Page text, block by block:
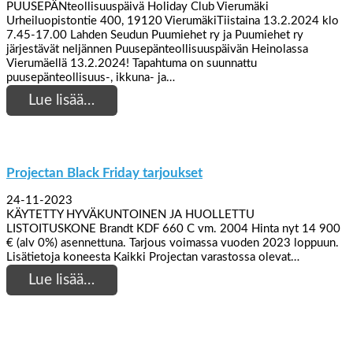
PUUSEPÄNteollisuuspäivä Holiday Club Vierumäki
Urheiluopistontie 400, 19120 VierumäkiTiistaina 13.2.2024 klo
7.45-17.00 Lahden Seudun Puumiehet ry ja Puumiehet ry
järjestävät neljännen Puusepänteollisuuspäivän Heinolassa
Vierumäellä 13.2.2024! Tapahtuma on suunnattu
puusepänteollisuus-, ikkuna- ja…
Lue lisää…
Projectan Black Friday tarjoukset
24-11-2023
KÄYTETTY HYVÄKUNTOINEN JA HUOLLETTU
LISTOITUSKONE Brandt KDF 660 C vm. 2004 Hinta nyt 14 900
€ (alv 0%) asennettuna. Tarjous voimassa vuoden 2023 loppuun.
Lisätietoja koneesta Kaikki Projectan varastossa olevat…
Lue lisää…